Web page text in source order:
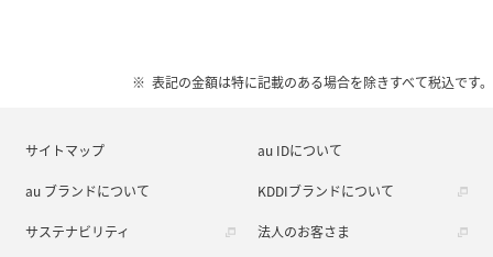
表記の金額は特に記載のある場合を除きすべて税込です。
サイトマップ au IDについて
au ブランドについて KDDIブランドについて
サステナビリティ 法人のお客さま